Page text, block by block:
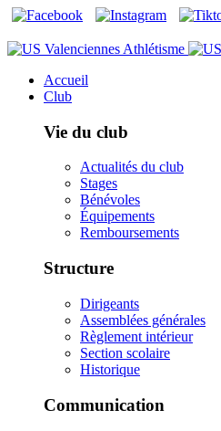
Accueil
Club
Vie du club
Actualités du club
Stages
Bénévoles
Équipements
Remboursements
Structure
Dirigeants
Assemblées générales
Règlement intérieur
Section scolaire
Historique
Communication